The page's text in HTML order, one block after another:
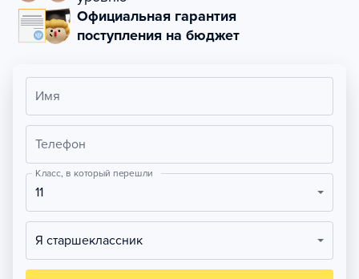
Официальная гарантия
поступления на бюджет
Имя
Телефон
Класс, в который перешли
11
Я старшеклассник